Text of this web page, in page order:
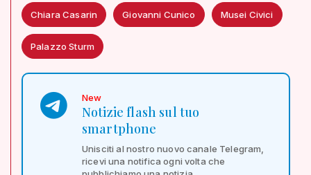
Chiara Casarin Giovanni Cunico Musei Civici
Palazzo Sturm
New
Notizie flash sul tuo
smartphone
Unisciti al nostro nuovo canale Telegram,
ricevi una notifica ogni volta che